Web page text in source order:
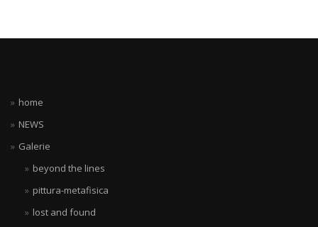
home
NEWS
Galerie
beyond the lines
pittura-metafisica
lost and found